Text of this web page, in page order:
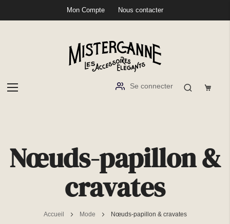
Mon Compte Nous contacter
Se connecter
contenu
Nœuds-papillon &
cravates
Accueil Mode Nœuds-papillon & cravates